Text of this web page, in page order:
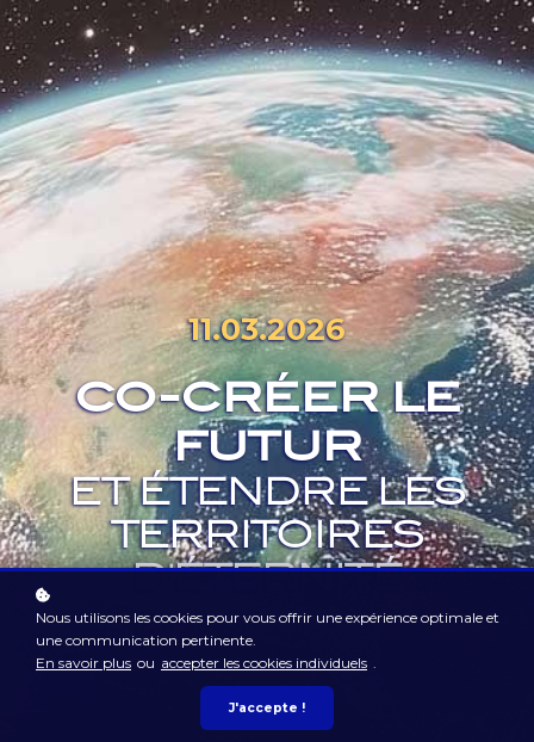
11.03.2026
CO-CRÉER LE
FUTUR
ET ÉTENDRE LES
TERRITOIRES
D'ÉTERNITÉ
Nous utilisons les cookies pour vous offrir une expérience optimale et
une communication pertinente.
En savoir plus ou accepter les cookies individuels .
J'accepte !